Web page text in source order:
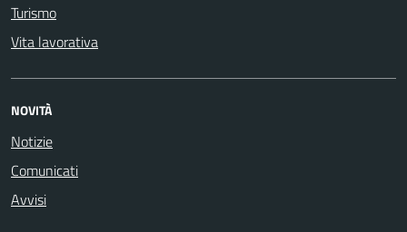
Turismo
Vita lavorativa
NOVITÀ
Notizie
Comunicati
Avvisi